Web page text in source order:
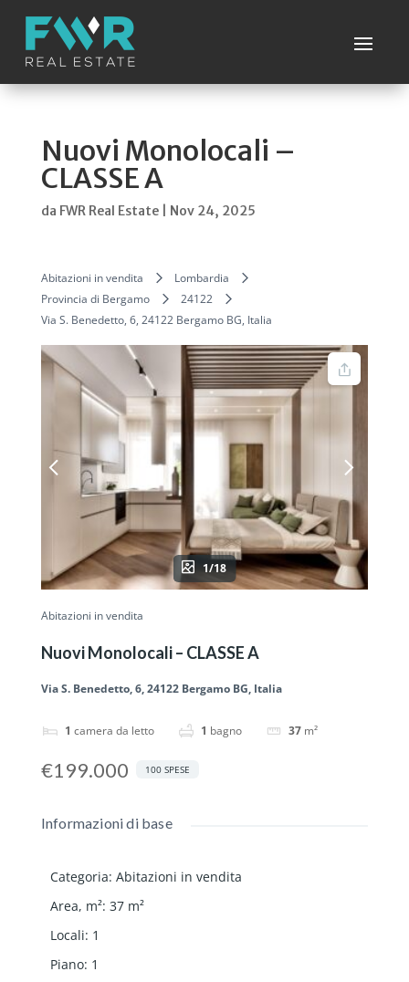
Nuovi Monolocali –
CLASSE A
da FWR Real Estate| Nov 24, 2025
Abitazioni in vendita
Lombardia
Provincia di Bergamo
24122
Via S. Benedetto, 6, 24122 Bergamo BG, Italia
1/18
Abitazioni in vendita
Nuovi Monolocali – CLASSE A
Via S. Benedetto, 6, 24122 Bergamo BG, Italia
1 camera da letto 1 bagno 37 m²
€199.000 100 SPESE
Informazioni di base
Categoria: Abitazioni in vendita
Area, m²: 37 m²
Locali: 1
Piano: 1